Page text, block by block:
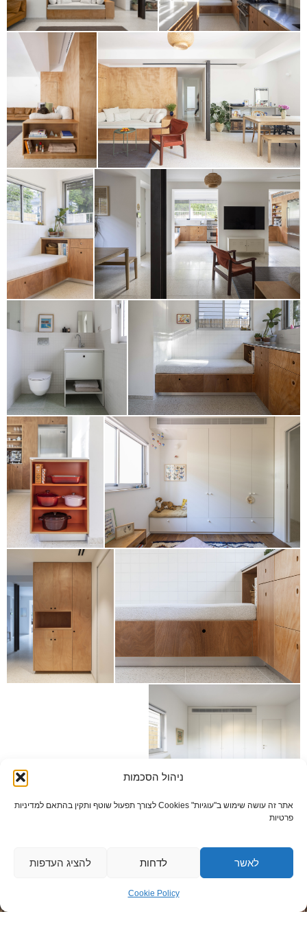
ניהול הסכמות
אתר זה עושה שימוש ב"עוגיות" Cookies לצורך תפעול שוטף ותקין בהתאם למדיניות
פרטיות
לאשר לדחות להציג העדפות
Cookie Policy
פרטי התקשרות
כתובת: א.ת כנות הירוק 85